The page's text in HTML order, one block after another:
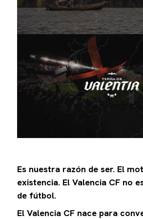
Es nuestra razón de ser. El
existencia. El Valencia CF no
de fútbol.
El Valencia CF nace para